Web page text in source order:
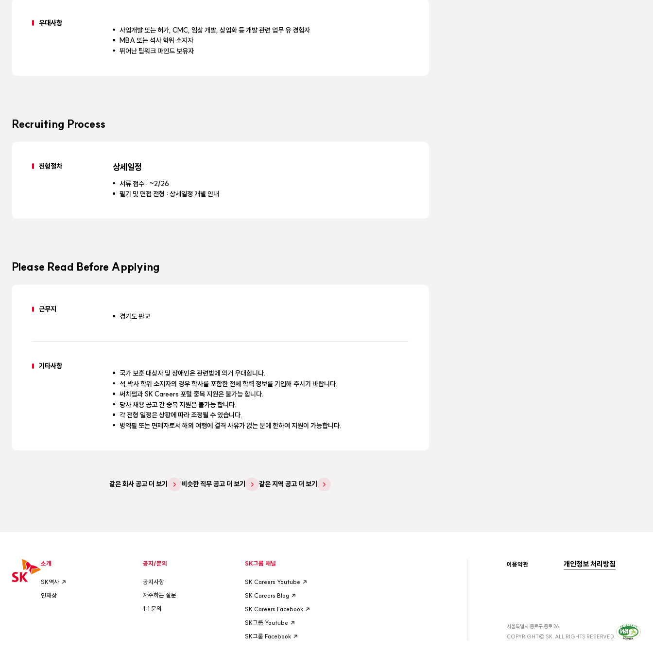
우대사항
사업개발 또는 허가, CMC, 임상 개발, 상업화 등 개발 관련 업무 유 경험자
MBA 또는 석사 학위 소지자
뛰어난 팀워크 마인드 보유자
Recruiting Process
전형절차 상세일정
서류 접수 : ~2/26
필기 및 면접 전형 : 상세일정 개별 안내
Please Read Before Applying
근무지
경기도 판교
기타사항
국가 보훈 대상자 및 장애인은 관련법에 의거 우대합니다.
석,박사 학위 소지자의 경우 학사를 포함한 전체 학력 정보를 기입해 주시기 바랍니다.
써치펌과 SK Careers 포털 중복 지원은 불가능 합니다.
당사 채용 공고 간 중복 지원은 불가능 합니다.
각 전형 일정은 상황에 따라 조정될 수 있습니다.
병역필 또는 면제자로서 해외 여행에 결격 사유가 없는 분에 한하여 지원이 가능합니다.
같은 회사 공고 더 보기 비슷한 직무 공고 더 보기 같은 지역 공고 더 보기
소개
SK역사
인재상
공지/문의
공지사항
자주하는 질문
1:1 문의
SK그룹 채널
SK Careers Youtube
SK Careers Blog
SK Careers Facebook
SK그룹 Youtube
SK그룹 Facebook
이용약관 개인정보 처리방침
서울특별시 종로구 종로 26
COPYRIGHT© SK. ALL RIGHTS RESERVED.